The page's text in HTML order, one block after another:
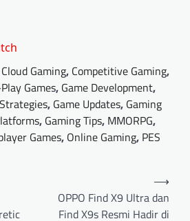
Cloud Gaming, Competitive Gaming,
Games, Game Development,
, Game Updates, Gaming
, Gaming Tips, MMORPG,
Games, Online Gaming, PES
OPPO Find X9 Ultra dan
Find X9s Resmi Hadir di
⟶